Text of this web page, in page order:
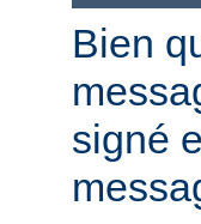
Bien
signé